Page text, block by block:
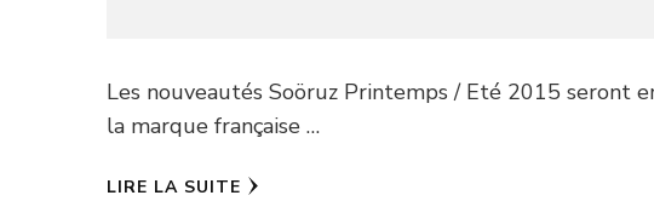
Les nouveautés Soöruz Printemps / Eté 2015 seront
la marque française …
LIRE LA SUITE